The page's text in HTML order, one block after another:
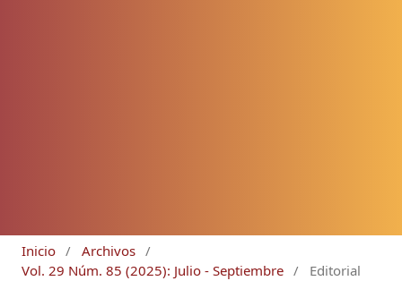
Inicio / Archivos /
Vol. 29 Núm. 85 (2025): Julio - Septiembre / Editorial